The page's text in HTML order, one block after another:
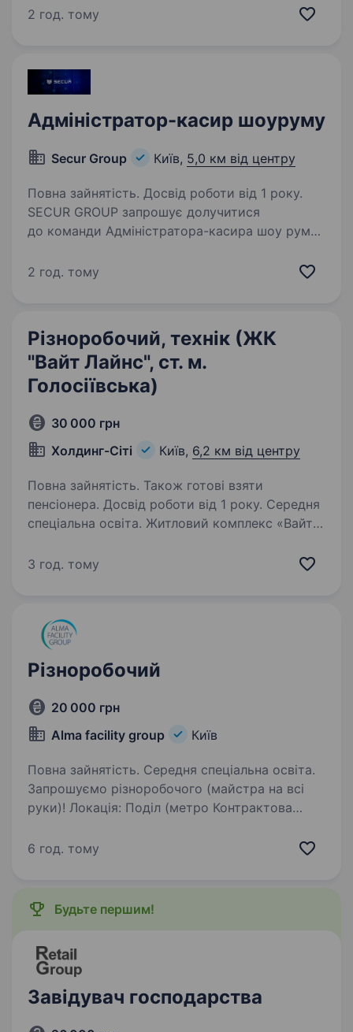
роботи: з проживанням в сім, ї (будинок
2 год. тому
Адміністратор-касир шоуруму
Secur Group Київ, 5,0 км від центру
Повна зайнятість. Досвід роботи від 1 року.
SECUR GROUP запрошує долучитися
до команди Адміністратора-касира шоу руму.
го, тому наш рівень експертизи в даному
2 год. тому
Різноробочий, технік (ЖК
"Вайт Лайнс", ст. м.
Голосіївська)
30 000 грн
Холдинг-Сіті
Київ, 6,2 км від центру
Повна зайнятість. Також готові взяти
пенсіонера. Досвід роботи від 1 року. Середня
спеціальна освіта. Житловий комплекс «Вайт
комплексів Києва, розташований
висококваліфіковані та досвідчені
працівники…
3 год. тому
Різноробочий
20 000 грн
Alma facility group
Київ
Повна зайнятість. Середня спеціальна освіта.
Запрошуємо різноробочого (майстра на всі
руки)! Локація: Поділ (метро Контрактова
Шукаємо відповідального працівника для
6 год. тому
Будьте першим!
Завідувач господарства